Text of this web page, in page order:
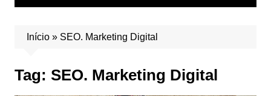
Início» SEO. Marketing Digital
Tag: SEO. Marketing Digital